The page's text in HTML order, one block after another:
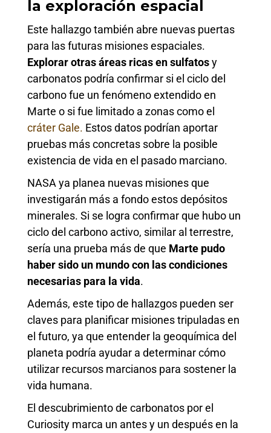
la exploración espacial
Este hallazgo también abre nuevas puertas
para las futuras misiones espaciales.
Explorar otras áreas ricas en sulfatosy
carbonatos podría confirmar si el ciclo del
carbono fue un fenómeno extendido en
Marte o si fue limitado a zonas como el
cráter Gale. Estos datos podrían aportar
pruebas más concretas sobre la posible
existencia de vida en el pasado marciano.
NASA ya planea nuevas misiones que
investigarán más a fondo estos depósitos
minerales. Si se logra confirmar que hubo un
ciclo del carbono activo, similar al terrestre,
sería una prueba más de que Marte pudo
haber sido un mundo con las condiciones
necesarias para la vida.
Además, este tipo de hallazgos pueden ser
claves para planificar misiones tripuladas en
el futuro, ya que entender la geoquímica del
planeta podría ayudar a determinar cómo
utilizar recursos marcianos para sostener la
vida humana.
El descubrimiento de carbonatos por el
Curiosity marca un antes y un después en la